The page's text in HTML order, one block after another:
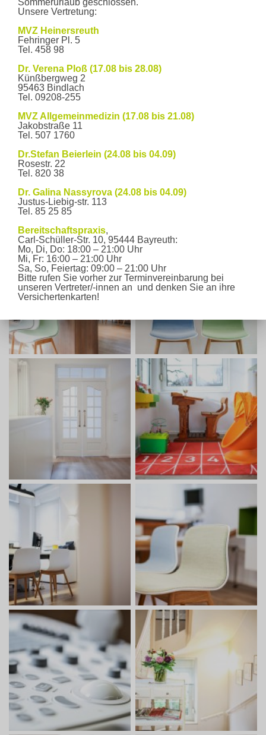
Unsere Vertretung:
MVZ Heinersreuth
Fehringer Pl. 5
Tel. 458 98
Dr. Verena Ploß (17.08 bis 28.08)
Künßbergweg 2
95463 Bindlach
Tel. 09208-255
MVZ Allgemeinmedizin (17.08 bis 21.08)
Jakobstraße 11
Tel. 507 1760
Dr.Stefan Beierlein (24.08 bis 04.09)
Rosestr. 22
Tel. 820 38
Dr. Galina Nassyrova (24.08 bis 04.09)
Justus-Liebig-str. 113
Tel. 85 25 85
Bereitschaftspraxis,
Carl-Schüller-Str. 10, 95444 Bayreuth:
Mo, Di, Do: 18:00 – 21:00 Uhr
Mi, Fr: 16:00 – 21:00 Uhr
Sa, So, Feiertag: 09:00 – 21:00 Uhr
Bitte rufen Sie vorher zur Terminvereinbarung bei
unseren Vertreter/-innen an und denken Sie an ihre
Versichertenkarten!